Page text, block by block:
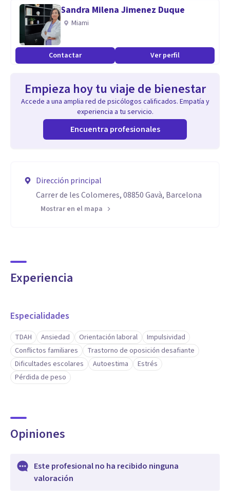
Sandra Milena Jimenez Duque
Miami
Contactar Ver perfil
Empieza hoy tu viaje de bienestar
Accede a una amplia red de psicólogos calificados. Empatía y
experiencia a tu servicio.
Encuentra profesionales
Dirección principal
Carrer de les Colomeres, 08850 Gavà, Barcelona
Mostrar en el mapa
Experiencia
Especialidades
TDAH Ansiedad Orientación laboral
Impulsividad
Conflictos familiares
Trastorno de oposición desafiante
Dificultades escolares
Autoestima
Estrés
Pérdida de peso
Opiniones
Este profesional no ha recibido ninguna
valoración